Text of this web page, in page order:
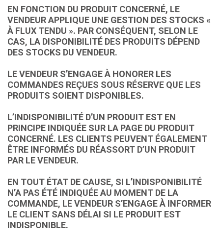
EN FONCTION DU PRODUIT CONCERNÉ, LE
VENDEUR APPLIQUE UNE GESTION DES STOCKS «
À FLUX TENDU ». PAR CONSÉQUENT, SELON LE
CAS, LA DISPONIBILITÉ DES PRODUITS DÉPEND
DES STOCKS DU VENDEUR.
LE VENDEUR S’ENGAGE À HONORER LES
COMMANDES REÇUES SOUS RÉSERVE QUE LES
PRODUITS SOIENT DISPONIBLES.
L’INDISPONIBILITÉ D’UN PRODUIT EST EN
PRINCIPE INDIQUÉE SUR LA PAGE DU PRODUIT
CONCERNÉ. LES CLIENTS PEUVENT ÉGALEMENT
ÊTRE INFORMÉS DU RÉASSORT D’UN PRODUIT
PAR LE VENDEUR.
EN TOUT ÉTAT DE CAUSE, SI L’INDISPONIBILITÉ
N’A PAS ÉTÉ INDIQUÉE AU MOMENT DE LA
COMMANDE, LE VENDEUR S’ENGAGE À INFORMER
LE CLIENT SANS DÉLAI SI LE PRODUIT EST
INDISPONIBLE.